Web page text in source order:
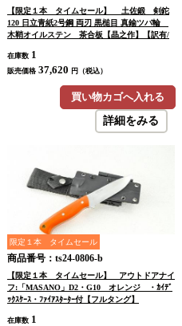
【限定１本 タイムセール】 土佐鍛 剣鉈
120 日立青紙2号鋼 両刃 黒槌目 真鍮ツバ輪
木鞘オイルステン 茶合板【晶之作】【訳有/
ン：承諾の上注文】
在庫数 1
販売価格 37,620 円（税込）
買い物カゴへ入れる
詳細をみる
限定１本 タイムセール
商品番号：ts24-0806-b
【限定１本 タイムセール】 アウトドアナイ
フ:「MASANO」D2・G10 オレンジ ・ｶｲﾃﾞ
ｯｸｽｹｰｽ・ﾌｧｲｱｽﾀｰﾀｰ付【フルタング】
在庫数 1